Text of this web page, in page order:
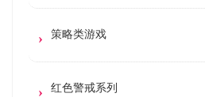
策略类游戏
红色警戒系列